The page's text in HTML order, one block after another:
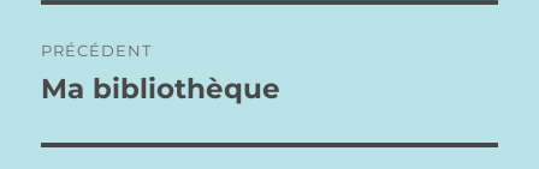
de
PRÉCÉDENT
Publication
Ma bibliothèque